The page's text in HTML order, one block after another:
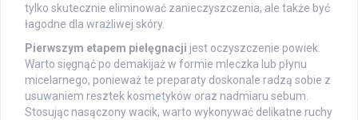
tylko skutecznie eliminować zanieczyszczenia, ale także być
łagodne dla wrażliwej skóry.
Pierwszym etapem pielęgnacji jest oczyszczenie powiek.
Warto sięgnąć po demakijaż w formie mleczka lub płynu
micelarnego, ponieważ te preparaty doskonale radzą sobie z
usuwaniem resztek kosmetyków oraz nadmiaru sebum.
Stosując nasączony wacik, warto wykonywać delikatne ruchy